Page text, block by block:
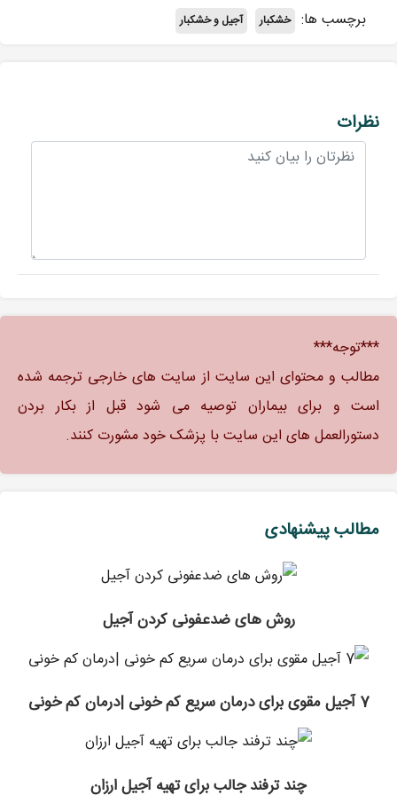
برچسب ها: خشکبار آجیل و خشکبار
نظرات
***توجه***
مطالب و محتوای این سایت از سایت های خارجی ترجمه شده
است و برای بیماران توصیه می شود قبل از بکار بردن
دستورالعمل های این سایت با پزشک خود مشورت کنند.
مطالب پیشنهادی
روش های ضدعفونی کردن آجیل
7 آجیل مقوی برای درمان سریع کم خونی |درمان کم خونی
چند ترفند جالب برای تهیه آجیل ارزان